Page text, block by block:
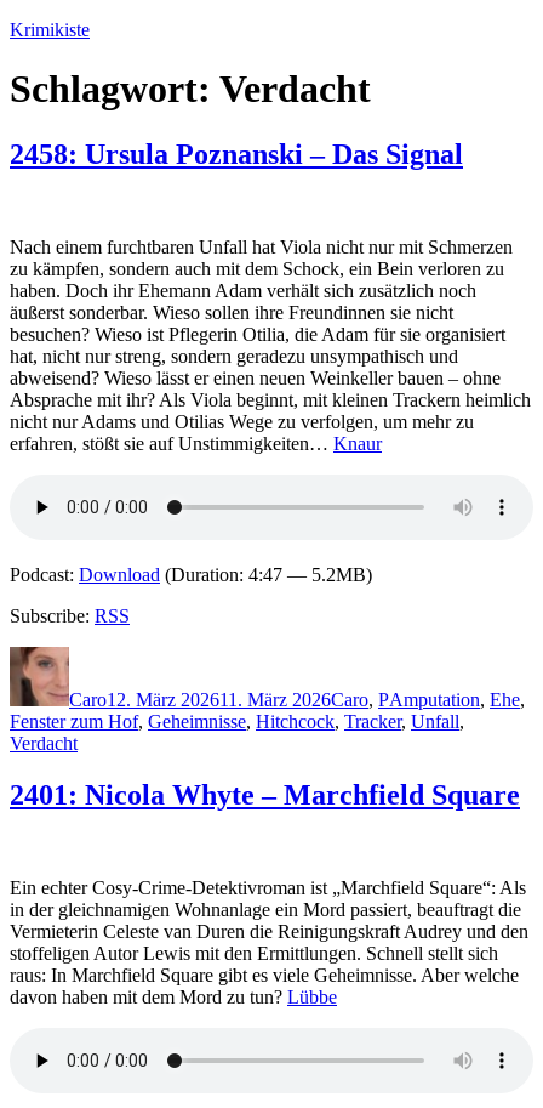
Zum
springen
Krimikiste
Schlagwort: Verdacht
2458: Ursula Poznanski – Das Signal
Nach einem furchtbaren Unfall hat Viola nicht nur mit Schmerzen
zu kämpfen, sondern auch mit dem Schock, ein Bein verloren zu
haben. Doch ihr Ehemann Adam verhält sich zusätzlich noch
äußerst sonderbar. Wieso sollen ihre Freundinnen sie nicht
besuchen? Wieso ist Pflegerin Otilia, die Adam für sie organisiert
hat, nicht nur streng, sondern geradezu unsympathisch und
abweisend? Wieso lässt er einen neuen Weinkeller bauen – ohne
Absprache mit ihr? Als Viola beginnt, mit kleinen Trackern heimlich
nicht nur Adams und Otilias Wege zu verfolgen, um mehr zu
erfahren, stößt sie auf Unstimmigkeiten… Knaur
Podcast: Download (Duration: 4:47 — 5.2MB)
Subscribe: RSS
Autor
Caro12. März 202611. März 2026Caro, PAmputation, Ehe,
Fenster zum Hof, Geheimnisse, Hitchcock, Tracker, Unfall,
Verdacht
2401: Nicola Whyte – Marchfield Square
Ein echter Cosy-Crime-Detektivroman ist „Marchfield Square“: Als
in der gleichnamigen Wohnanlage ein Mord passiert, beauftragt die
Vermieterin Celeste van Duren die Reinigungskraft Audrey und den
stoffeligen Autor Lewis mit den Ermittlungen. Schnell stellt sich
raus: In Marchfield Square gibt es viele Geheimnisse. Aber welche
davon haben mit dem Mord zu tun? Lübbe